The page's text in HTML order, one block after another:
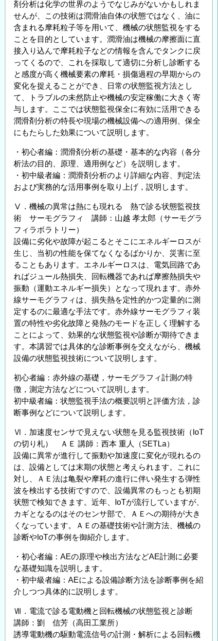
剤分析は化学の世界のようでなじみがないかもしれま
せんが、この技術は潤滑油自体の状態ではなく、油に
含まれる摩耗粒子等を用いて、機械の状態監視をする
ことを目的としています。潤滑油は機械の摩擦面に直
接入り込んで摩耗粒子などの情報を含んでタンクに戻
ってくるので、これを採取して適切に分析し診断する
と感度が高く機械要素の摩耗・損傷過程の早期からの
変化を捉えることができ、日常の状態監視方法とし
て、トラブルの未然防止や機械の安定稼働に大きく寄
与します。ここでは状態監視保全に有効に活用できる
潤滑剤分析の特長や現場の機械設備への適用例、保全
にもたらした効果について説明します。
・初心者編：潤滑剤分析の基礎・基本的な内容（各分
析法の目的、原理、適用例など）を説明します。
・初中級者編：潤滑剤分析のより詳細な内容、判定法
および実務的な活用事例を取り上げ，説明します。
Ⅴ．機械の異常は熱にも現れる 熱で診る状態監視技
術 サーモグラフィ 講師：山越 孝太郎（サーモグラ
フィラボラトリー）
設備に劣化や故障が起こるとそこにエネルギーロスが
生じ、当初の性能を保てなくなるばかりか、災害に至
ることもあります。エネルギーロスは、電気回路であ
ればジュール熱損失、回転機器であれば摩擦熱損失や
振動（運動エネルギー損失）となって現れます。赤外
線サーモグラフィは、損失熱を定性的かつ定量的に測
定するのに最適な手法です。赤外線サーモグラフィ装
置の特性や劣化故障と発熱のモードを正しく理解する
ことによって、効果的な状態監視や診断が期待できま
す。本講習では具体的な診断事例を交えながら、機械
設備の状態監視技術について説明します。
初心者編：赤外線の基礎，サーモグラフィ計測の特
徴，測定方法などについて説明します。
初中級者編：状態監視手法の概要説明と評価方法，診
断事例などについて説明します。
Ⅵ．加速度センサで見えない状態を見る監視技術（IoT
の切り札） ＡＥ 講師：西本 重人（SETLa）
設備に異常が進行して振動や加速度に変化が現れるの
は、設備としては末期の状態と考えられます。これに
対し、ＡＥ法は亀裂や摩耗の進行に伴い発生する弾性
波を検出する技術ですので、設備異常のもっとも初期
状態で検知できます。近年、IoTが流行していますが、
カギとなるのはそのセンサ部で、ＡＥへの期待が大き
くなっています。ＡＥの基礎技術や計測方法、機械の
診断やIoTの事例を御紹介します。
・初心者編：AEの原理や検出方法などAE計測に必要
な基礎知識を説明します。
・初中級者編：AEによる設備診断方法を診断事例を紹
介しつつ具体的に説明します。
Ⅶ．電流で診る電動機と回転機械の状態監視と診断
講師：劉 信芳（高田工業所）
誘導電動機の駆動電流信号の計測・解析による回転機